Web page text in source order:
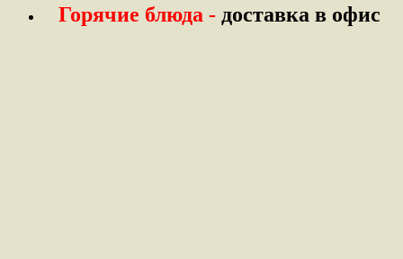
Горячие блюда - доставка в офис